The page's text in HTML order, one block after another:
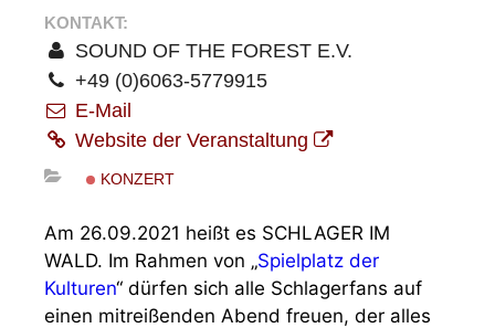
KONTAKT:
SOUND OF THE FOREST E.V.
+49 (0)6063-5779915
E-Mail
Website der Veranstaltung
KONZERT
Am 26.09.2021 heißt es SCHLAGER IM
WALD. Im Rahmen von „Spielplatz der
Kulturen“ dürfen sich alle Schlagerfans auf
einen mitreißenden Abend freuen, der alles